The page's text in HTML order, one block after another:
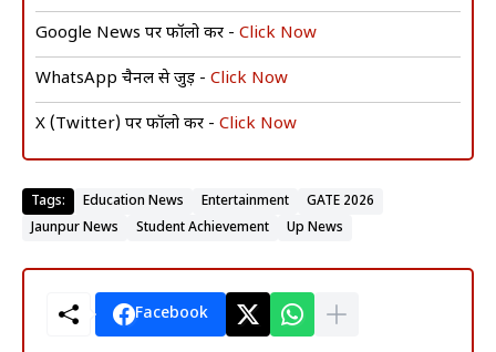
Google News पर फॉलो करें - Click Now
WhatsApp चैनल से जुड़ें - Click Now
X (Twitter) पर फॉलो करें - Click Now
Tags: Education News Entertainment
GATE 2026
Jaunpur News
Student Achievement Up News
Facebook